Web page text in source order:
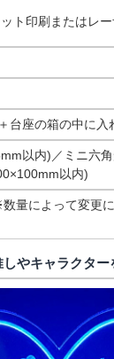
ト印刷またはレ
台座の箱の中に入
以内)／ミニ六
以内)
量によって変更に
やキャラクター